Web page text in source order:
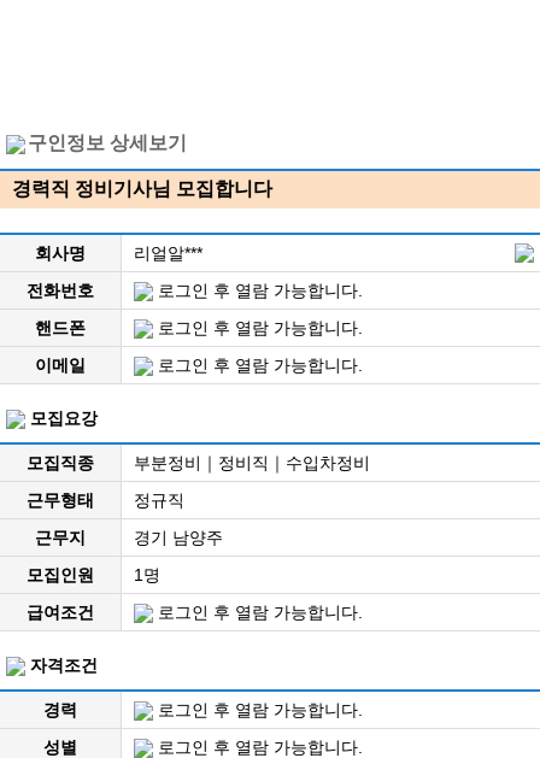
구인정보 상세보기
경력직 정비기사님 모집합니다
회사명
리얼알***
전화번호
로그인 후 열람 가능합니다.
핸드폰
로그인 후 열람 가능합니다.
이메일
로그인 후 열람 가능합니다.
모집요강
모집직종
부분정비｜정비직｜수입차정비
근무형태
정규직
근무지
경기 남양주
모집인원
1명
급여조건
로그인 후 열람 가능합니다.
자격조건
경력
로그인 후 열람 가능합니다.
성별
로그인 후 열람 가능합니다.